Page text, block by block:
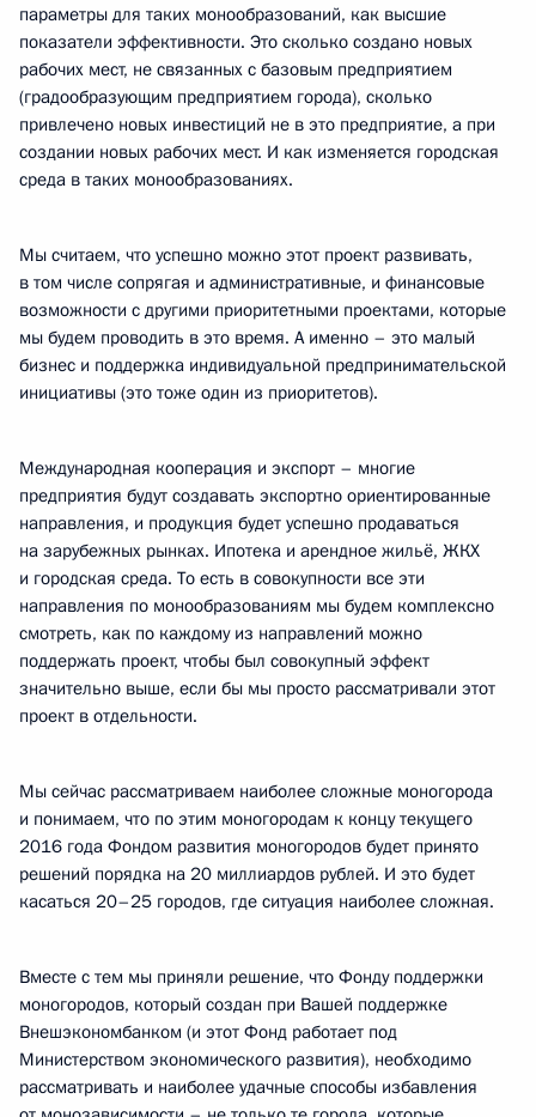
параметры для таких монообразований, как высшие
показатели эффективности. Это сколько создано новых
рабочих мест, не связанных с базовым предприятием
(градообразующим предприятием города), сколько
привлечено новых инвестиций не в это предприятие, а при
создании новых рабочих мест. И как изменяется городская
среда в таких монообразованиях.
Мы считаем, что успешно можно этот проект развивать,
в том числе сопрягая и административные, и финансовые
возможности с другими приоритетными проектами, которые
мы будем проводить в это время. А именно – это малый
бизнес и поддержка индивидуальной предпринимательской
инициативы (это тоже один из приоритетов).
Международная кооперация и экспорт – многие
предприятия будут создавать экспортно ориентированные
направления, и продукция будет успешно продаваться
на зарубежных рынках. Ипотека и арендное жильё, ЖКХ
и городская среда. То есть в совокупности все эти
направления по монообразованиям мы будем комплексно
смотреть, как по каждому из направлений можно
поддержать проект, чтобы был совокупный эффект
значительно выше, если бы мы просто рассматривали этот
проект в отдельности.
Мы сейчас рассматриваем наиболее сложные моногорода
и понимаем, что по этим моногородам к концу текущего
2016 года Фондом развития моногородов будет принято
решений порядка на 20 миллиардов рублей. И это будет
касаться 20–25 городов, где ситуация наиболее сложная.
Вместе с тем мы приняли решение, что Фонду поддержки
моногородов, который создан при Вашей поддержке
Внешэкономбанком (и этот Фонд работает под
Министерством экономического развития), необходимо
рассматривать и наиболее удачные способы избавления